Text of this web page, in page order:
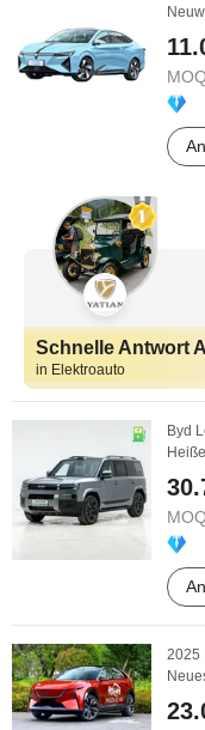
Schnelle Antwort
in Elektroauto
Byd
2025